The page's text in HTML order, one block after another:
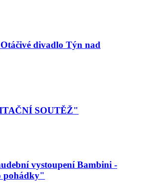
divadlo Týn nad
SOUTĚŽ"
vystoupení Bambini -
pohádky"